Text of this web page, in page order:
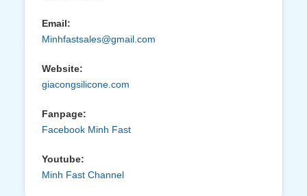
Email:
Minhfastsales@gmail.com
Website:
giacongsilicone.com
Fanpage:
Facebook Minh Fast
Youtube:
Minh Fast Channel